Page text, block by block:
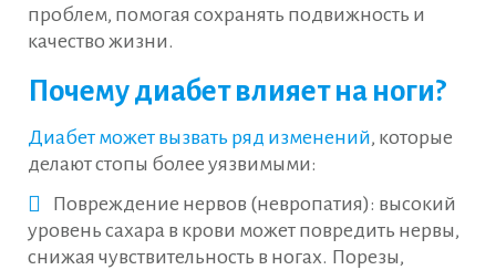
проблем, помогая сохранять подвижность и
качество жизни.
Почему диабет влияет на ноги?
Диабет может вызвать ряд изменений, которые
делают стопы более уязвимыми:
Повреждение нервов (невропатия): высокий
уровень сахара в крови может повредить нервы,
снижая чувствительность в ногах. Порезы,